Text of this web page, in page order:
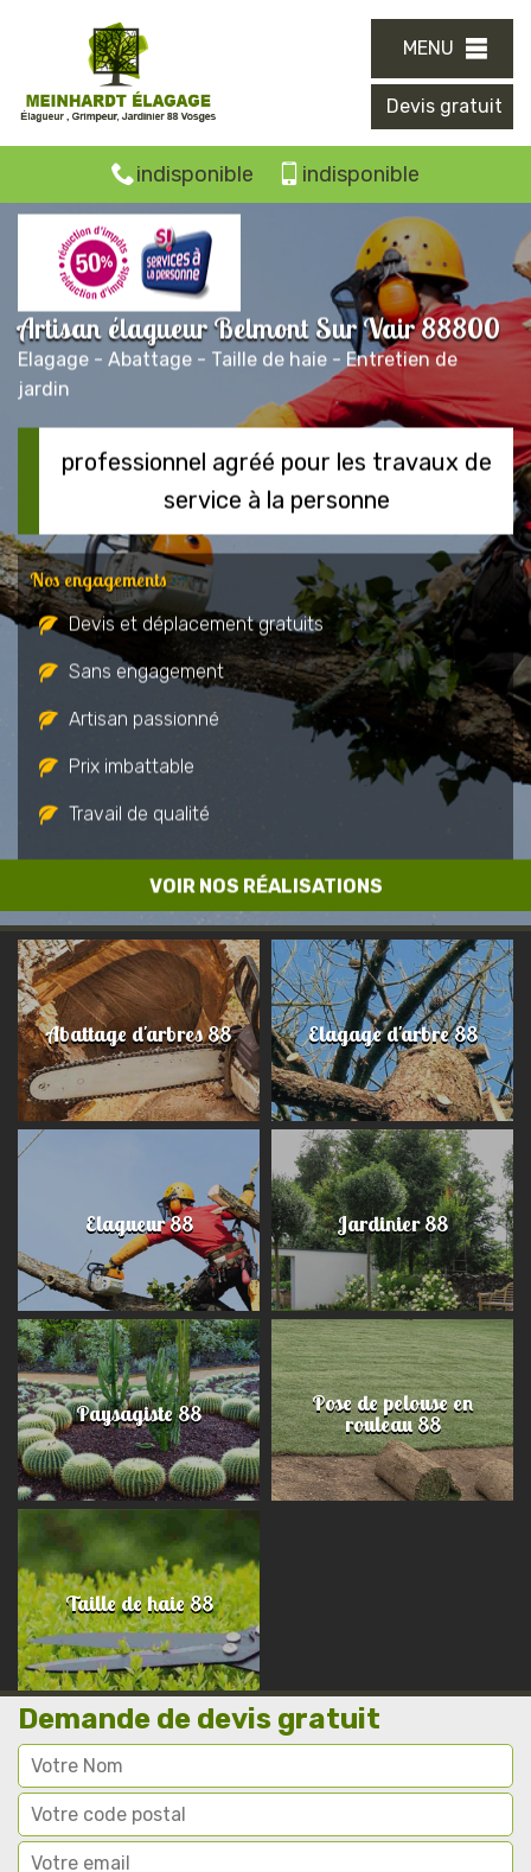
MENU
Devis gratuit
indisponible indisponible
Artisan élagueur Belmont Sur Vair 88800
Elagage - Abattage - Taille de haie - Entretien de
jardin
VOIR NOS RÉALISATIONS
professionnel agréé pour les travaux de
service à la personne
Nos engagements
Devis et déplacement gratuits
Sans engagement
Artisan passionné
Prix imbattable
Travail de qualité
Abattage d'arbres 88 Elagage d'arbre 88
Elagueur 88 Jardinier 88
Paysagiste 88 Pose de pelouse en
rouleau 88
Taille de haie 88
Demande de devis gratuit